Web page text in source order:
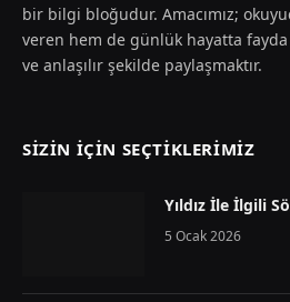
bir bilgi bloğudur. Amacımız;
veren hem de günlük hayatta
ve anlaşılır şekilde paylaşmaktır.
SIZIN İÇIN SEÇTIKLERIMIZ
Yıldız İle İlgili
5 Ocak 2026